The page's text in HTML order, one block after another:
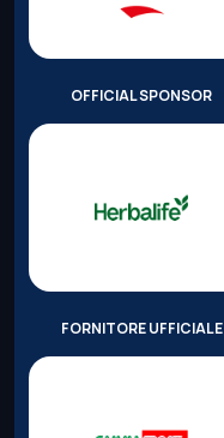
OFFICIAL SPONSOR
FORNITORE UFFICIALE